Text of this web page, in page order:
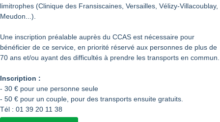
limitrophes (Clinique des Fransiscaines, Versailles, Vélizy-Villacoublay,
Meudon...).
Une inscription préalable auprès du CCAS est nécessaire pour
bénéficier de ce service, en priorité réservé aux personnes de plus de
70 ans et/ou ayant des difficultés à prendre les transports en commun.
Inscription :
- 30 € pour une personne seule
- 50 € pour un couple, pour des transports ensuite gratuits.
Tél : 01 39 20 11 38